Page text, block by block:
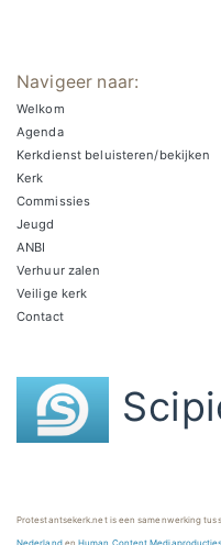
Navigeer naar:
Welkom
Agenda
Kerkdienst beluisteren/bekijken
Kerk
Commissies
Jeugd
ANBI
Verhuur zalen
Veilige kerk
Contact
Protestantsekerk.net is een samenwerking
NederlandenHuman Content Mediaproducties